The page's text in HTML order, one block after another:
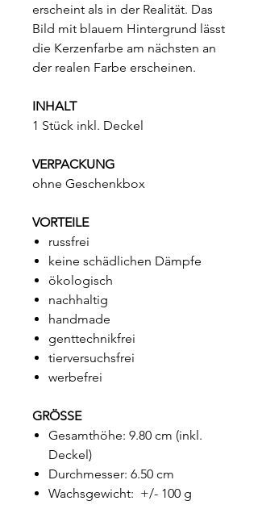
erscheint als in der Realität. Das
Bild mit blauem Hintergrund lässt
die Kerzenfarbe am nächsten an
der realen Farbe erscheinen.
INHALT
1 Stück inkl. Deckel
VERPACKUNG
ohne Geschenkbox
VORTEILE
russfrei
keine schädlichen Dämpfe
ökologisch
nachhaltig
handmade
genttechnikfrei
tierversuchsfrei
werbefrei
GRÖSSE
Gesamthöhe: 9.80 cm (inkl.
Deckel)
Durchmesser: 6.50 cm
Wachsgewicht: +/- 100 g